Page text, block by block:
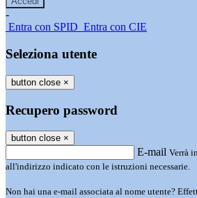
-
Entra con SPID Entra con CIE
Seleziona utente
button close ×
Recupero password
button close ×
E-mail Verrà
all'indirizzo indicato con le istruzioni necessarie.
Non hai una e-mail associata al nome utente?